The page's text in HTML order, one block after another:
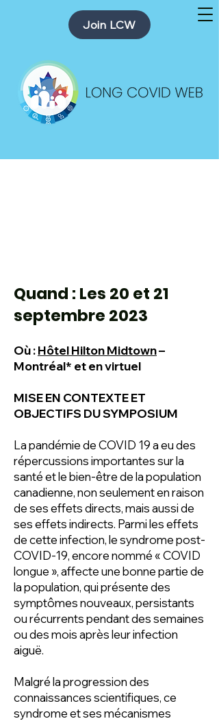
Join LCW
Quand : Les 20 et 21
septembre 2023
Où :Hôtel Hilton Midtown–
Montréal* et en virtuel
MISE EN CONTEXTE ET
OBJECTIFS DU SYMPOSIUM
La pandémie de COVID 19 a eu des
répercussions importantes sur la
santé et le bien-être de la population
canadienne, non seulement en raison
de ses effets directs, mais aussi de
ses effets indirects. Parmi les effets
de cette infection, le syndrome post-
COVID-19, encore nommé « COVID
longue », affecte une bonne partie de
la population, qui présente des
symptômes nouveaux, persistants
ou récurrents pendant des semaines
ou des mois après leur infection
aiguë.
Malgré la progression des
connaissances scientifiques, ce
syndrome et ses mécanismes